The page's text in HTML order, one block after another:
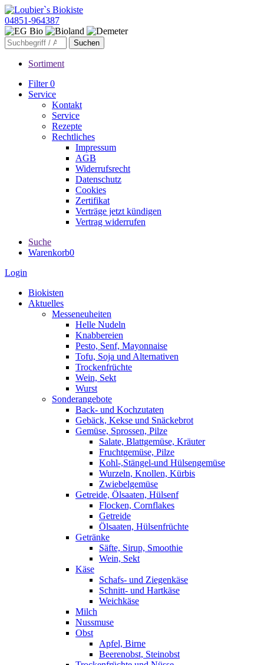
04851-964387
Sortiment
Filter0
Service
Kontakt
Service
Rezepte
Rechtliches
Impressum
AGB
Widerrufsrecht
Datenschutz
Cookies
Zertifikat
Verträge jetzt kündigen
Vertrag widerrufen
Suche
Warenkorb0
Login
Biokisten
Aktuelles
Messeneuheiten
Helle Nudeln
Knabbereien
Pesto, Senf, Mayonnaise
Tofu, Soja und Alternativen
Trockenfrüchte
Wein, Sekt
Wurst
Sonderangebote
Back- und Kochzutaten
Gebäck, Kekse und Snäckebrot
Gemüse, Sprossen, Pilze
Salate, Blattgemüse, Kräuter
Fruchtgemüse, Pilze
Kohl-,Stängel-und Hülsengemüse
Wurzeln, Knollen, Kürbis
Zwiebelgemüse
Getreide, Ölsaaten, Hülsenf
Flocken, Cornflakes
Getreide
Ölsaaten, Hülsenfrüchte
Getränke
Säfte, Sirup, Smoothie
Wein, Sekt
Käse
Schafs- und Ziegenkäse
Schnitt- und Hartkäse
Weichkäse
Milch
Nussmuse
Obst
Apfel, Birne
Beerenobst, Steinobst